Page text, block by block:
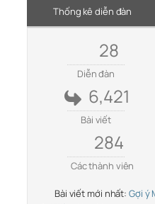
Thống kê diễn đàn
28
Diễn đàn
6,421
Bài viết
284
Các thành viên
Bài viết mới nhất: Gợi ý